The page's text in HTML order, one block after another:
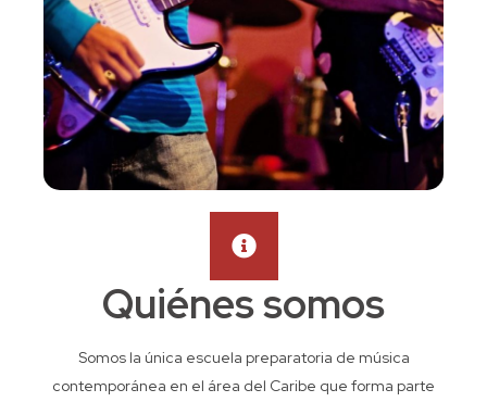
Quiénes somos
Somos la única escuela preparatoria de música
contemporánea en el área del Caribe que forma parte